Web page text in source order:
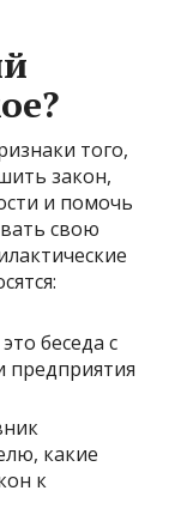
того,
закон,
и помочь
свою
беседа с
предприятия
какие
к